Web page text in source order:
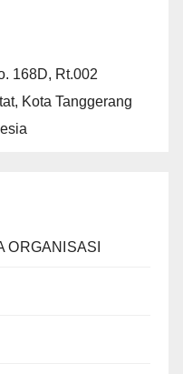
168D, Rt.002
Kota Tanggerang
ORGANISASI